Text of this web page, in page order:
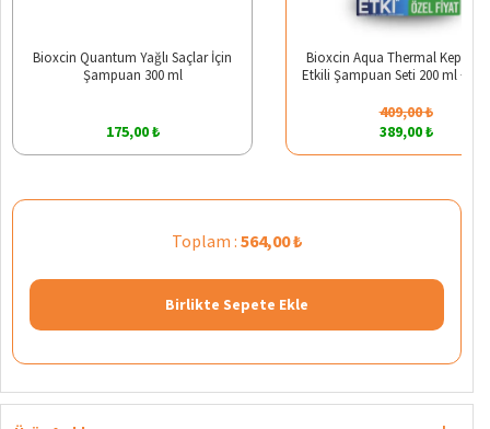
Bioxcin Quantum Yağlı Saçlar İçin
Şampuan 300 ml
175,00 ₺
Bioxcin Aqua Thermal Kepek
Etkili Şampuan Seti 200 ml +
409,00 ₺
389,00 ₺
Toplam : 564,00 ₺
Birlikte Sepete Ekle